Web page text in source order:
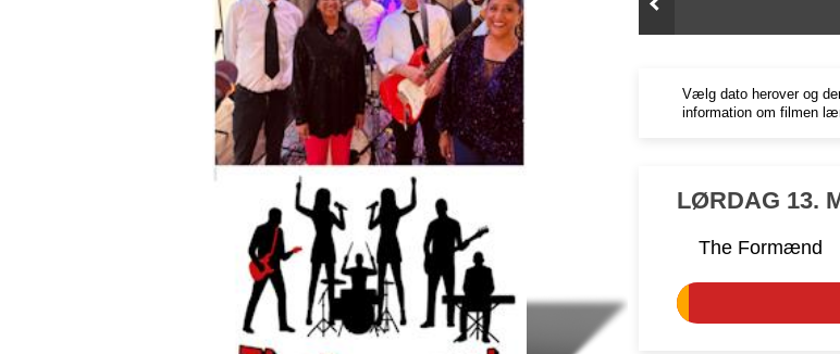
Vælg dato herover og
information om filmen
LØRDAG 13.
The Formænd